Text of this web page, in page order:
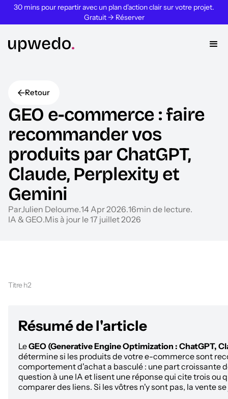
30 mins pour repartir avec un plan d'action clair sur votre projet.
Gratuit → Réserver
Retour
GEO e-commerce : faire
recommander vos
produits par ChatGPT,
Claude, Perplexity et
Gemini
ParJulien Deloume.14 Apr 2026.16min de lecture.
IA & GEO.Mis à jour le 17 juillet 2026
Titre h2
Résumé de l'article
LeGEO (Generative Engine Optimization : ChatGPT,
détermine si les produits de votre e-commerce sont
comportement d'achat a basculé : une part croissante
question à une IA et lisent une réponse qui cite trois ou
comparer des liens. Si les vôtres n'y sont pas, la vente